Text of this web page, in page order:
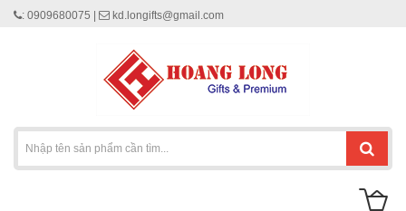
: 0909680075 | kd.longifts@gmail.com